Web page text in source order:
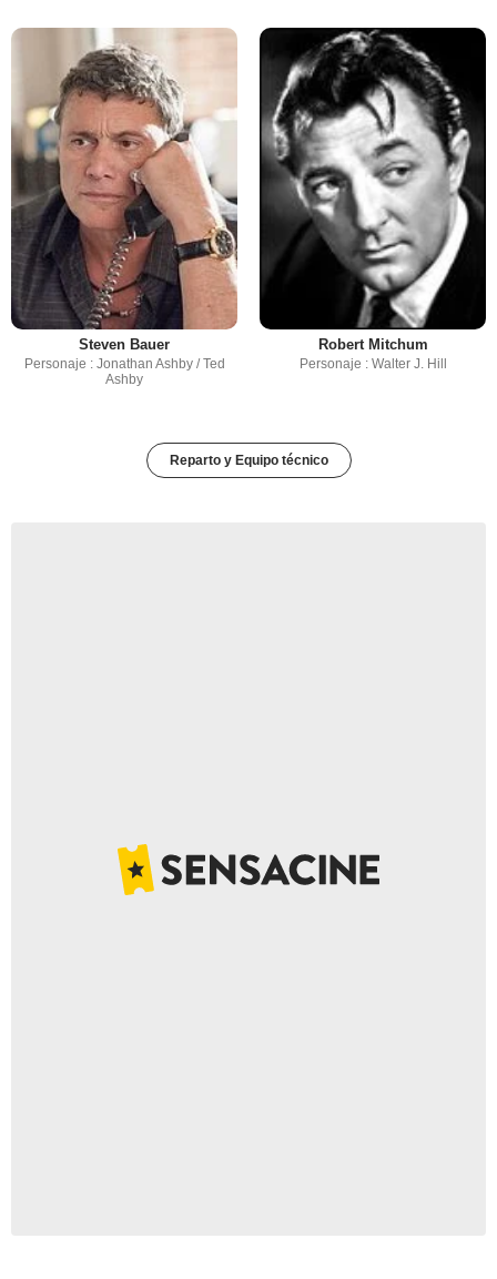
Steven Bauer
Personaje : Jonathan Ashby / Ted
Ashby
Robert Mitchum
Personaje : Walter J. Hill
Reparto y Equipo técnico